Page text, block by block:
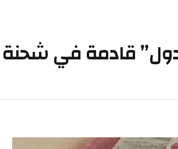
“ترامادول” قادمة في شحنة